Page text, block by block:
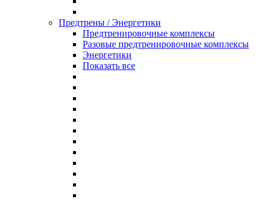
Предтрены / Энергетики
Предтренировочные комплексы
Разовые предтренировочные комплексы
Энергетики
Показать все